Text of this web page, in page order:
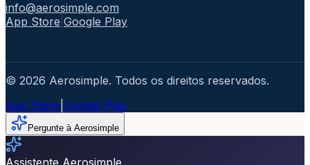
info@aerosimple.com
App Store Google Play
© 2026 Aerosimple. Todos os direitos reservados.
App Store Google Play
Pergunte à Aerosimple